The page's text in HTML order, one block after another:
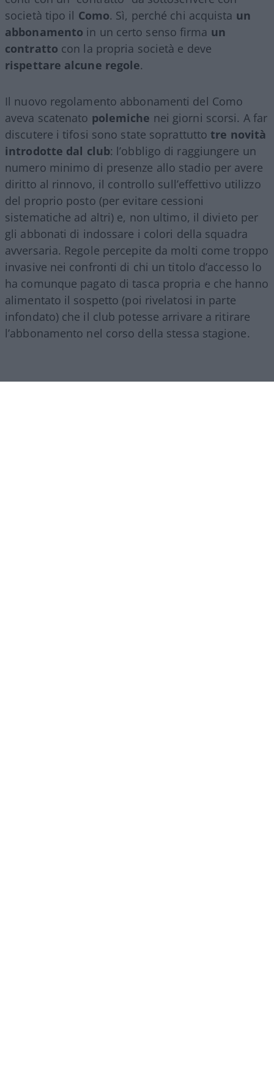
società tipo il Como. Sì, perché chi acquista un
abbonamento in un certo senso firma un
contratto con la propria società e deve
rispettare alcune regole.
Il nuovo regolamento abbonamenti del Como
aveva scatenato polemiche nei giorni scorsi. A far
discutere i tifosi sono state soprattutto tre novità
introdotte dal club: l’obbligo di raggiungere un
numero minimo di presenze allo stadio per avere
diritto al rinnovo, il controllo sull’effettivo utilizzo
del proprio posto (per evitare cessioni
sistematiche ad altri) e, non ultimo, il divieto per
gli abbonati di indossare i colori della squadra
avversaria. Regole percepite da molti come troppo
invasive nei confronti di chi un titolo d’accesso lo
ha comunque pagato di tasca propria e che hanno
alimentato il sospetto (poi rivelatosi in parte
infondato) che il club potesse arrivare a ritirare
l’abbonamento nel corso della stessa stagione.